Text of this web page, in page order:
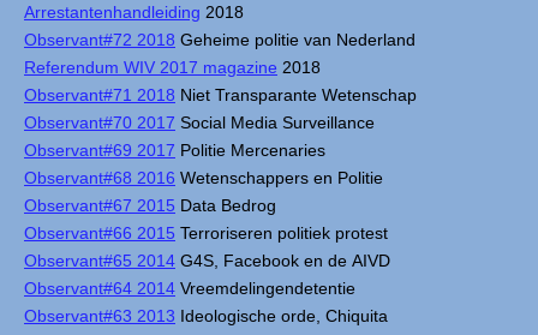
Arrestantenhandleiding 2018
Observant#72 2018 Geheime politie van Nederland
Referendum WIV 2017 magazine 2018
Observant#71 2018 Niet Transparante Wetenschap
Observant#70 2017 Social Media Surveillance
Observant#69 2017 Politie Mercenaries
Observant#68 2016 Wetenschappers en Politie
Observant#67 2015 Data Bedrog
Observant#66 2015 Terroriseren politiek protest
Observant#65 2014 G4S, Facebook en de AIVD
Observant#64 2014 Vreemdelingendetentie
Observant#63 2013 Ideologische orde, Chiquita